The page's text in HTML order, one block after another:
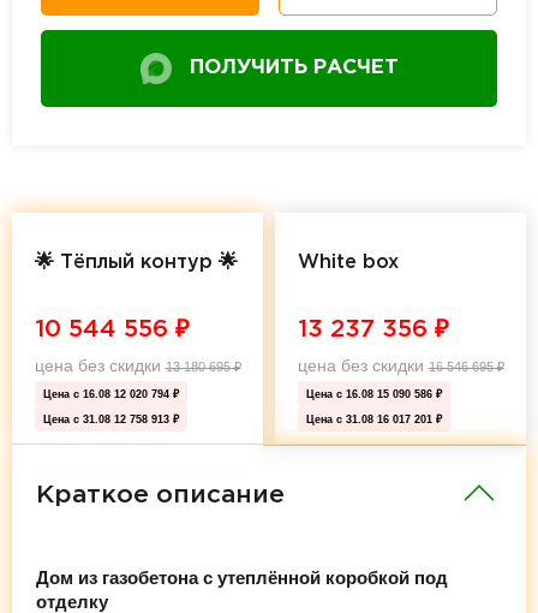
ПОЛУЧИТЬ РАСЧЕТ
🌟 Тёплый контур 🌟
10 544 556 ₽
цена без скидки13 180 695₽
Цена с 16.08 12 020 794 ₽
Цена с 31.08 12 758 913 ₽
White box
13 237 356 ₽
цена без скидки16 546 695₽
Цена с 16.08 15 090 586 ₽
Цена с 31.08 16 017 201 ₽
Краткое описание
Дом из газобетона с утеплённой коробкой под
отделку